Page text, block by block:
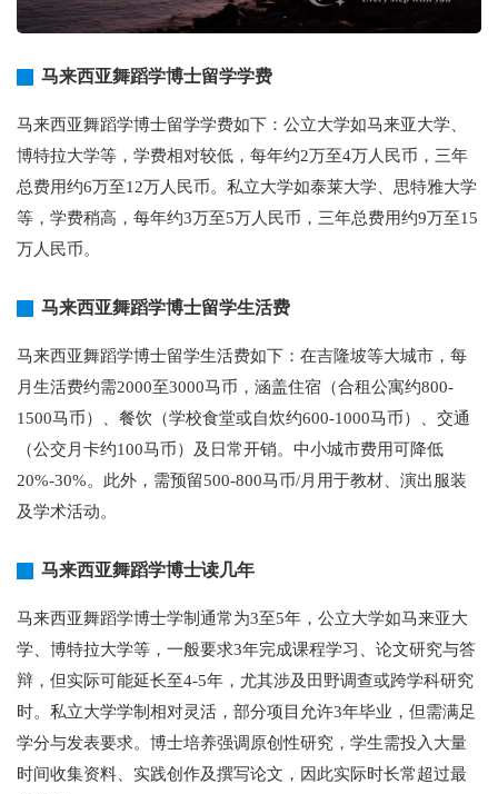
马来西亚舞蹈学博士留学学费
马来西亚舞蹈学博士留学学费如下：公立大学如马来亚大学、
博特拉大学等，学费相对较低，每年约2万至4万人民币，三年
总费用约6万至12万人民币。私立大学如泰莱大学、思特雅大学
等，学费稍高，每年约3万至5万人民币，三年总费用约9万至15
万人民币。
马来西亚舞蹈学博士留学生活费
马来西亚舞蹈学博士留学生活费如下：在吉隆坡等大城市，每
月生活费约需2000至3000马币，涵盖住宿（合租公寓约800-
1500马币）、餐饮（学校食堂或自炊约600-1000马币）、交通
（公交月卡约100马币）及日常开销。中小城市费用可降低
20%-30%。此外，需预留500-800马币/月用于教材、演出服装
及学术活动。
马来西亚舞蹈学博士读几年
马来西亚舞蹈学博士学制通常为3至5年，公立大学如马来亚大
学、博特拉大学等，一般要求3年完成课程学习、论文研究与答
辩，但实际可能延长至4-5年，尤其涉及田野调查或跨学科研究
时。私立大学学制相对灵活，部分项目允许3年毕业，但需满足
学分与发表要求。博士培养强调原创性研究，学生需投入大量
时间收集资料、实践创作及撰写论文，因此实际时长常超过最